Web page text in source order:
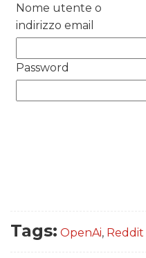
CASE HISTORY
Nome utente o
indirizzo email
Password
Tags: OpenAi, Reddit